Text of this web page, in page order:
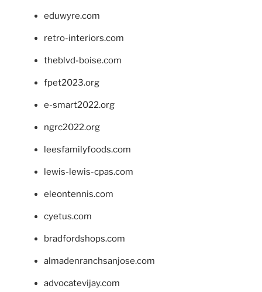
eduwyre.com
retro-interiors.com
theblvd-boise.com
fpet2023.org
e-smart2022.org
ngrc2022.org
leesfamilyfoods.com
lewis-lewis-cpas.com
eleontennis.com
cyetus.com
bradfordshops.com
almadenranchsanjose.com
advocatevijay.com